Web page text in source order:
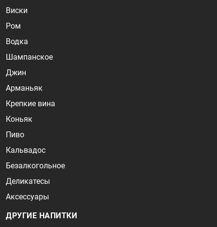
Виски
Ром
Водка
Шампанское
Джин
Арманьяк
Крепкие вина
Коньяк
Пиво
Кальвадос
Безалкогольное
Деликатесы
Аксессуары
ДРУГИЕ НАПИТКИ